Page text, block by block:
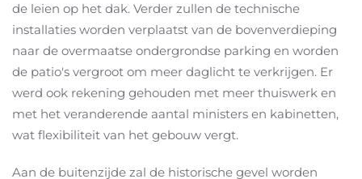
de leien op het dak. Verder zullen de technische
installaties worden verplaatst van de bovenverdieping
naar de overmaatse ondergrondse parking en worden
de patio's vergroot om meer daglicht te verkrijgen. Er
werd ook rekening gehouden met meer thuiswerk en
met het veranderende aantal ministers en kabinetten,
wat flexibiliteit van het gebouw vergt.
Aan de buitenzijde zal de historische gevel worden